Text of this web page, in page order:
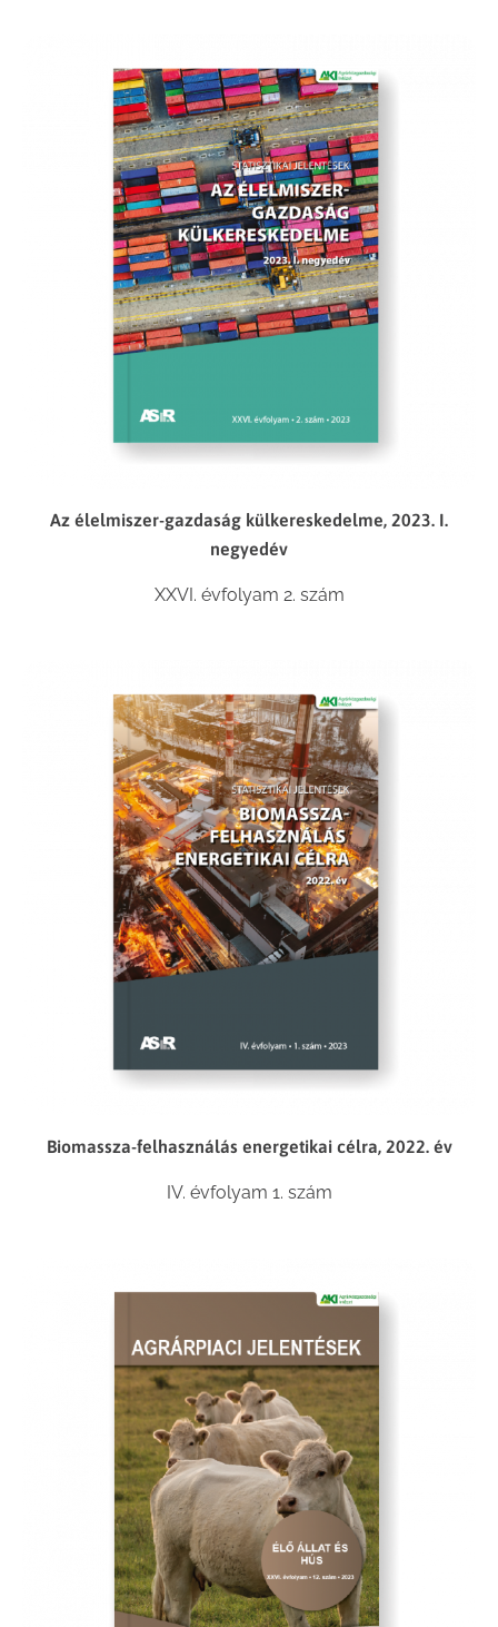
Az élelmiszer-gazdaság külkereskedelme, 2023. I.
negyedév
XXVI. évfolyam 2. szám
Biomassza-felhasználás energetikai célra, 2022. év
IV. évfolyam 1. szám